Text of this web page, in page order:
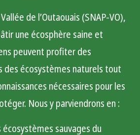
de l’Outaouais (SNAP-VO),
une écosphère saine et
peuvent profiter des
des écosystèmes naturels tout
nécessaires pour les
Nous y parviendrons en :
sauvages du